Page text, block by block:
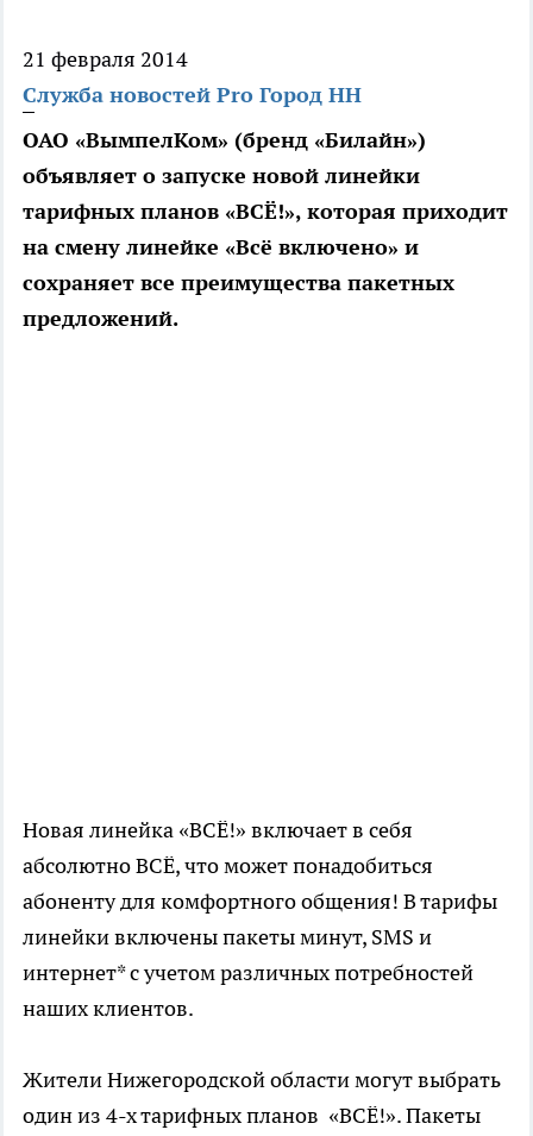
21 февраля 2014
Служба новостей Pro Город НН
ОАО «ВымпелКом» (бренд «Билайн»)
объявляет о запуске новой линейки
тарифных планов «ВСЁ!», которая приходит
на смену линейке «Всё включено» и
сохраняет все преимущества пакетных
предложений.
Новая линейка «ВСЁ!» включает в себя
абсолютно ВСЁ, что может понадобиться
абоненту для комфортного общения! В тарифы
линейки включены пакеты минут, SMS и
интернет* с учетом различных потребностей
наших клиентов.
Жители Нижегородской области могут выбрать
один из 4-х тарифных планов «ВСЁ!». Пакеты